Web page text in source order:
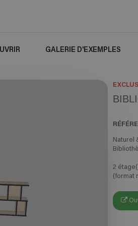
GALERIE D'EXEMPLES
Naturel
2
(format